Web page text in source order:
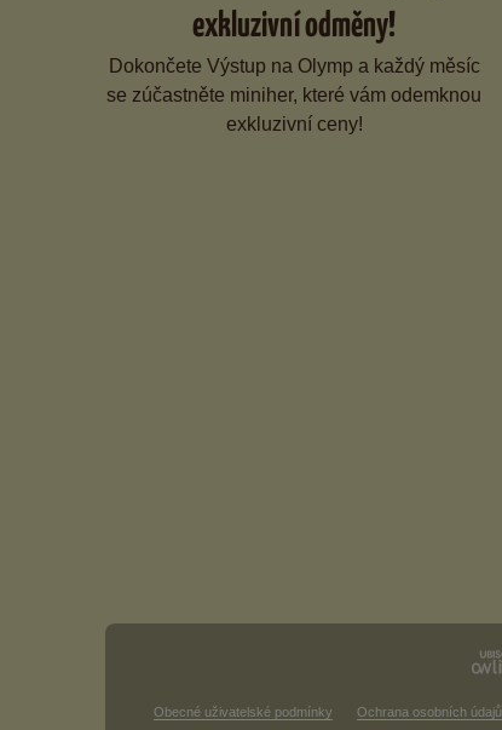
exkluzivní odměny!
Dokončete Výstup na Olymp a každý měsíc
se zúčastněte miniher, které vám odemknou
exkluzivní ceny!
Obecné uživatelské podmínky Ochrana osobních údajů